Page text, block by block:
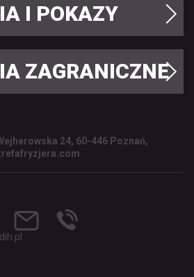
I POKAZY
ZAGRANICZNE
24, 60-446 Poznań,